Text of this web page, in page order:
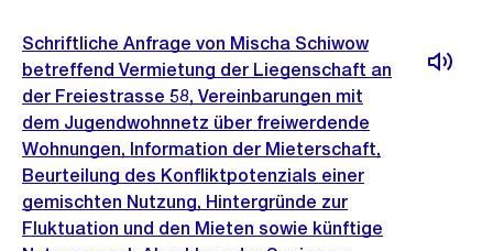
Schriftliche Anfrage von Mischa Schiwow
betreffend Vermietung der Liegenschaft an
der Freiestrasse 58, Vereinbarungen mit
dem Jugendwohnnetz über freiwerdende
Wohnungen, Information der Mieterschaft,
Beurteilung des Konfliktpotenzials einer
gemischten Nutzung, Hintergründe zur
Fluktuation und den Mieten sowie künftige